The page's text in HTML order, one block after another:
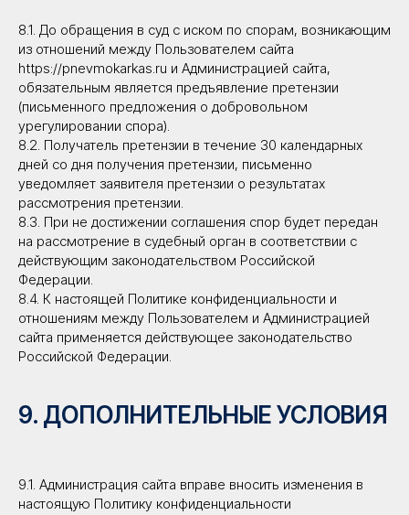
8.1. До обращения в суд с иском по спорам, возникающим
из отношений между Пользователем сайта
https://pnevmokarkas.ru и Администрацией сайта,
обязательным является предъявление претензии
(письменного предложения о добровольном
урегулировании спора).
8.2. Получатель претензии в течение 30 календарных
дней со дня получения претензии, письменно
уведомляет заявителя претензии о результатах
рассмотрения претензии.
8.3. При не достижении соглашения спор будет передан
на рассмотрение в судебный орган в соответствии с
действующим законодательством Российской
Федерации.
8.4. К настоящей Политике конфиденциальности и
отношениям между Пользователем и Администрацией
сайта применяется действующее законодательство
Российской Федерации.
9. ДОПОЛНИТЕЛЬНЫЕ УСЛОВИЯ
9.1. Администрация сайта вправе вносить изменения в
настоящую Политику конфиденциальности